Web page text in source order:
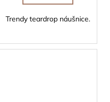
Trendy teardrop náušnice.